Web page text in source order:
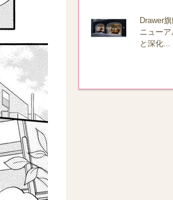
Drawer
ニュー
と深化...